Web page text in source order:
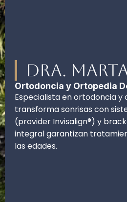
Dra.
Ortodoncia y Ortopedia
Especialista en ortodoncia y
transforma sonrisas con
(provider Invisalign®) y
integral garantizan
las edades.